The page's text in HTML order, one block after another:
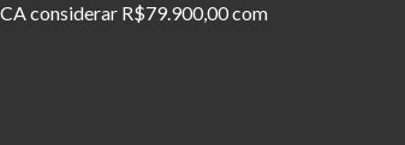
considerar R$79.900,00 com